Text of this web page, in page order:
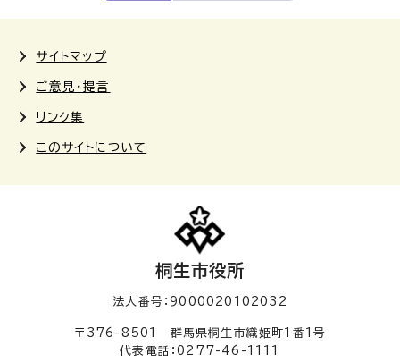
サイトマップ
ご意見・提言
リンク集
このサイトについて
桐生市役所
法人番号：9000020102032
〒376-8501 群馬県桐生市織姫町1番1号
代表電話：0277-46-1111